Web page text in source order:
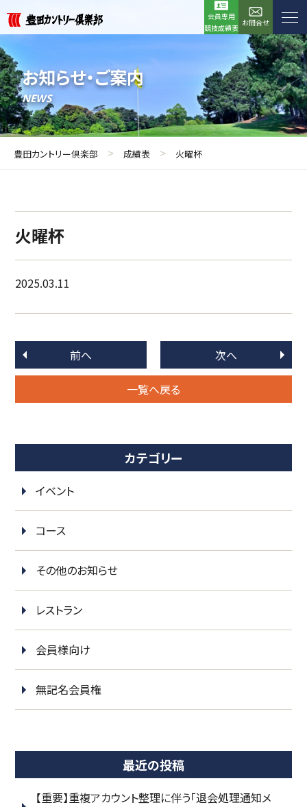
会員専用
競技成績表
お問合せ
お知らせ・ご案内
NEWS
豊田カントリー倶楽部 > 成績表 > 火曜杯
火曜杯
2025.03.11
前へ
一覧へ戻る
次へ
カテゴリー
イベント
コース
その他のお知らせ
レストラン
会員様向け
無記名会員権
最近の投稿
【重要】重複アカウント整理に伴う「退会処理通知メ